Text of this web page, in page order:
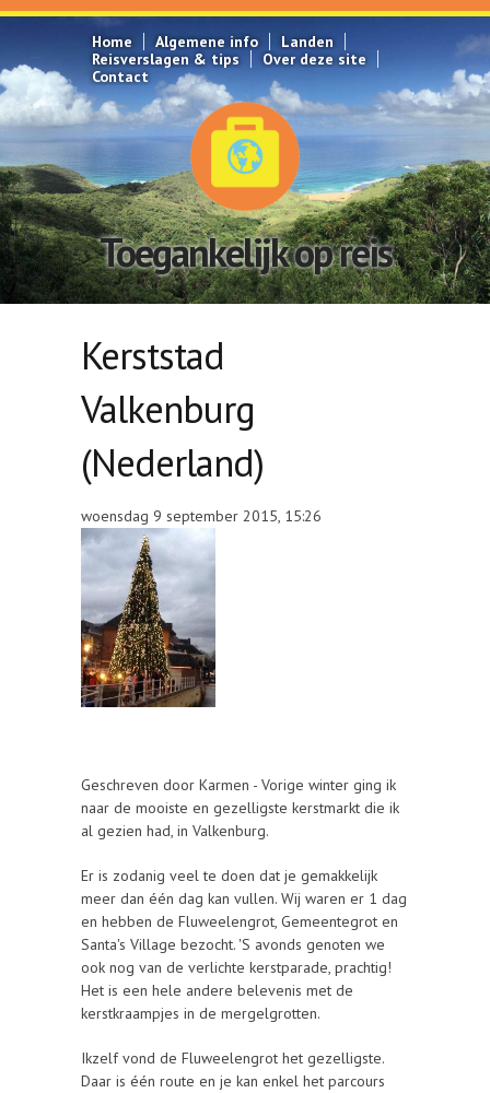
Overslaan en naar de inhoud gaan
Home
Algemene info
Landen
Reisverslagen & tips
Over deze site
Contact
Toegankelijk op reis
Kerststad
Valkenburg
(Nederland)
woensdag 9 september 2015, 15:26
Geschreven door Karmen - Vorige winter ging ik
naar de mooiste en gezelligste kerstmarkt die ik
al gezien had, in Valkenburg.
Er is zodanig veel te doen dat je gemakkelijk
meer dan één dag kan vullen. Wij waren er 1 dag
en hebben de Fluweelengrot, Gemeentegrot en
Santa's Village bezocht. 'S avonds genoten we
ook nog van de verlichte kerstparade, prachtig!
Het is een hele andere belevenis met de
kerstkraampjes in de mergelgrotten.
Ikzelf vond de Fluweelengrot het gezelligste.
Daar is één route en je kan enkel het parcours